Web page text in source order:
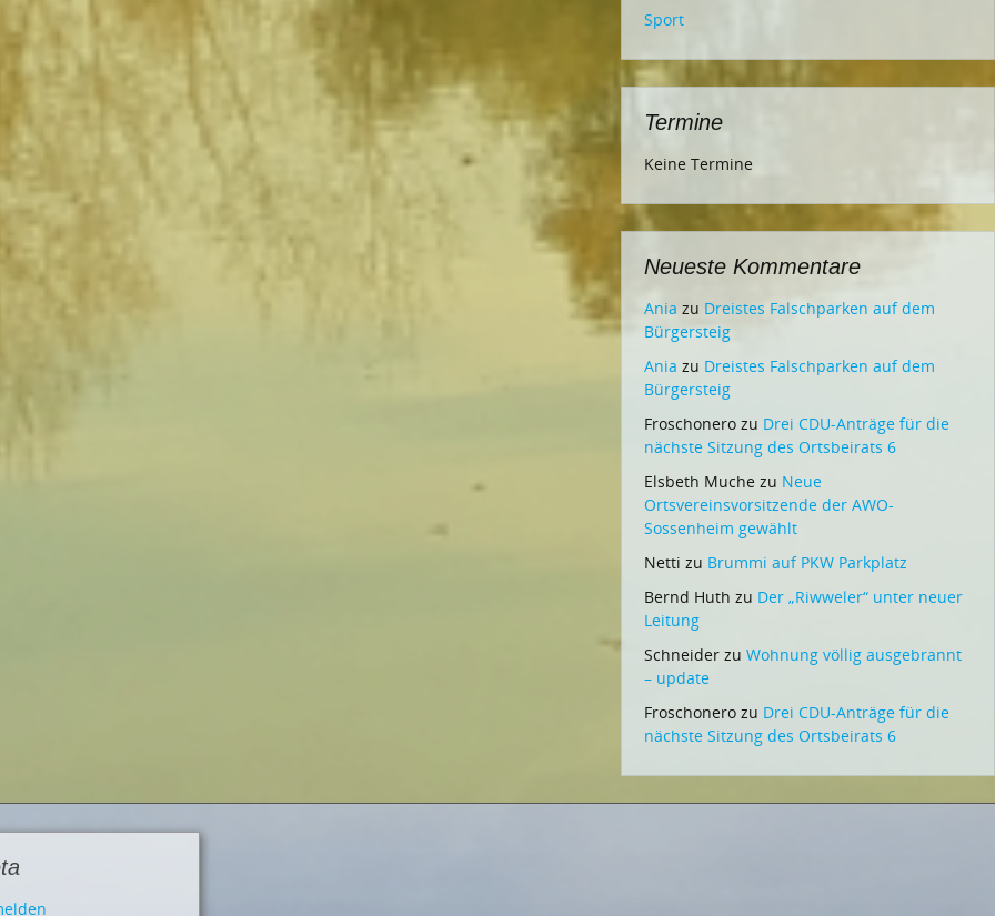
Sport
Termine
Keine Termine
Neueste Kommentare
Ania zu Dreistes Falschparken auf dem
Bürgersteig
Ania zu Dreistes Falschparken auf dem
Bürgersteig
Froschonero zu Drei CDU-Anträge für die
nächste Sitzung des Ortsbeirats 6
Elsbeth Muche zu Neue
Ortsvereinsvorsitzende der AWO-
Sossenheim gewählt
Netti zu Brummi auf PKW Parkplatz
Bernd Huth zu Der „Riwweler“ unter neuer
Leitung
Schneider zuWohnung völlig ausgebrannt
– update
Froschonero zu Drei CDU-Anträge für die
nächste Sitzung des Ortsbeirats 6